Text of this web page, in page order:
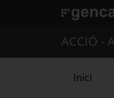
. Obre en
ACCIÓ -
Inici